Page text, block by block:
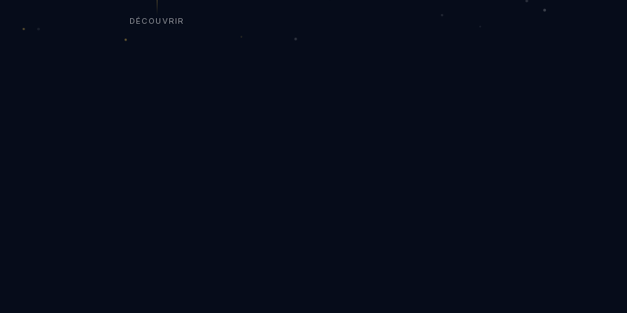
DÉCOUVRIR